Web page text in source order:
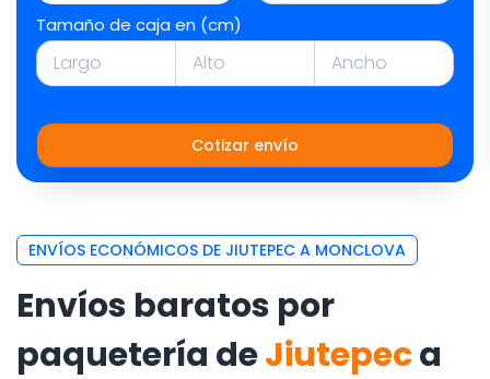
Tamaño de caja en (cm)
Cotizar envío
ENVÍOS ECONÓMICOS DE JIUTEPEC A MONCLOVA
Envíos baratos por
paquetería deJiutepeca